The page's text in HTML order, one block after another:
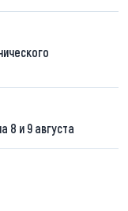
8 и 9 августа